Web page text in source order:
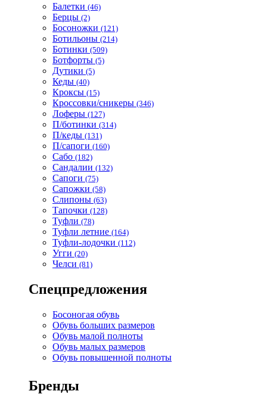
Балетки (46)
Берцы (2)
Босоножки (121)
Ботильоны (214)
Ботинки (509)
Ботфорты (5)
Дутики (5)
Кеды (40)
Кроксы (15)
Кроссовки/сникеры (346)
Лоферы (127)
П/ботинки (314)
П/кеды (131)
П/сапоги (160)
Сабо (182)
Сандалии (132)
Сапоги (75)
Сапожки (58)
Слипоны (63)
Тапочки (128)
Туфли (78)
Туфли летние (164)
Туфли-лодочки (112)
Угги (20)
Челси (81)
Спецпредложения
Босоногая обувь
Обувь больших размеров
Обувь малой полноты
Обувь малых размеров
Обувь повышенной полноты
Бренды